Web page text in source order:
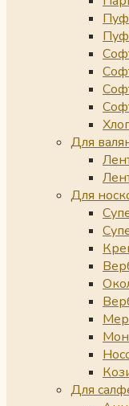
Для
Для
Для